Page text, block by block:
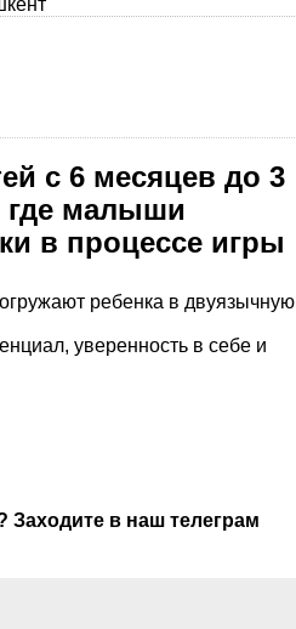
с 6 месяцев до 3
где малыши
в процессе игры
ребенка в двуязычную
уверенность в себе и
Заходите в наш телеграм